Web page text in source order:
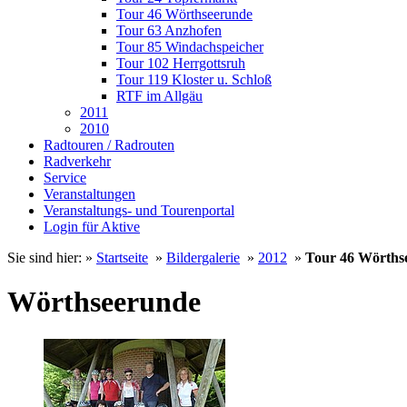
Tour 46 Wörthseerunde
Tour 63 Anzhofen
Tour 85 Windachspeicher
Tour 102 Herrgottsruh
Tour 119 Kloster u. Schloß
RTF im Allgäu
2011
2010
Radtouren / Radrouten
Radverkehr
Service
Veranstaltungen
Veranstaltungs- und Tourenportal
Login für Aktive
Sie sind hier: » Startseite » Bildergalerie » 2012 » Tour 46
Wörthseerunde